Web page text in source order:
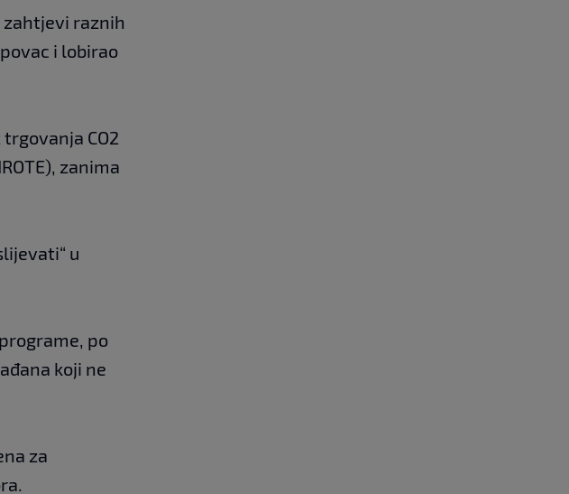
zahtjevi raznih
i lobirao
CO2
zanima
u
po
koji ne
za